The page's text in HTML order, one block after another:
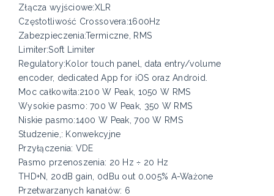
Złącza wyjściowe:XLR
Częstotliwość Crossovera:1600Hz
Zabezpieczenia:Termiczne, RMS
Limiter:Soft Limiter
Regulatory:Kolor touch panel, data entry/volume
encoder, dedicated App for iOS oraz Android.
Moc całkowita:2100 W Peak, 1050 W RMS
Wysokie pasmo: 700 W Peak, 350 W RMS
Niskie pasmo:1400 W Peak, 700 W RMS
Studzenie,: Konwekcyjne
Przyłączenia: VDE
Pasmo przenoszenia: 20 Hz ÷ 20 Hz
THD+N, 20dB gain, 0dBu out 0.005% A-Ważone
Przetwarzanych kanałów: 6